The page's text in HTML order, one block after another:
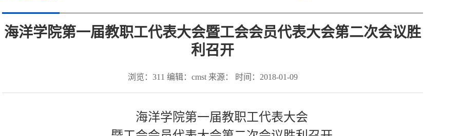
海洋学院第一届教职工代表大会暨工会会员代表大会第二次会议胜
利召开
浏览： 311 编辑：cmst 来源： 时间：2018-01-09
海洋学院第一届教职工代表大会